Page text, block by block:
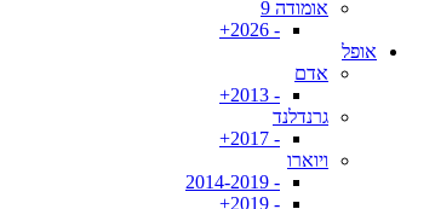
אומודה 9
- 2026+
אופל
אדם
- 2013+
גרנדלנד
- 2017+
ויוארו
- 2014-2019
- 2019+